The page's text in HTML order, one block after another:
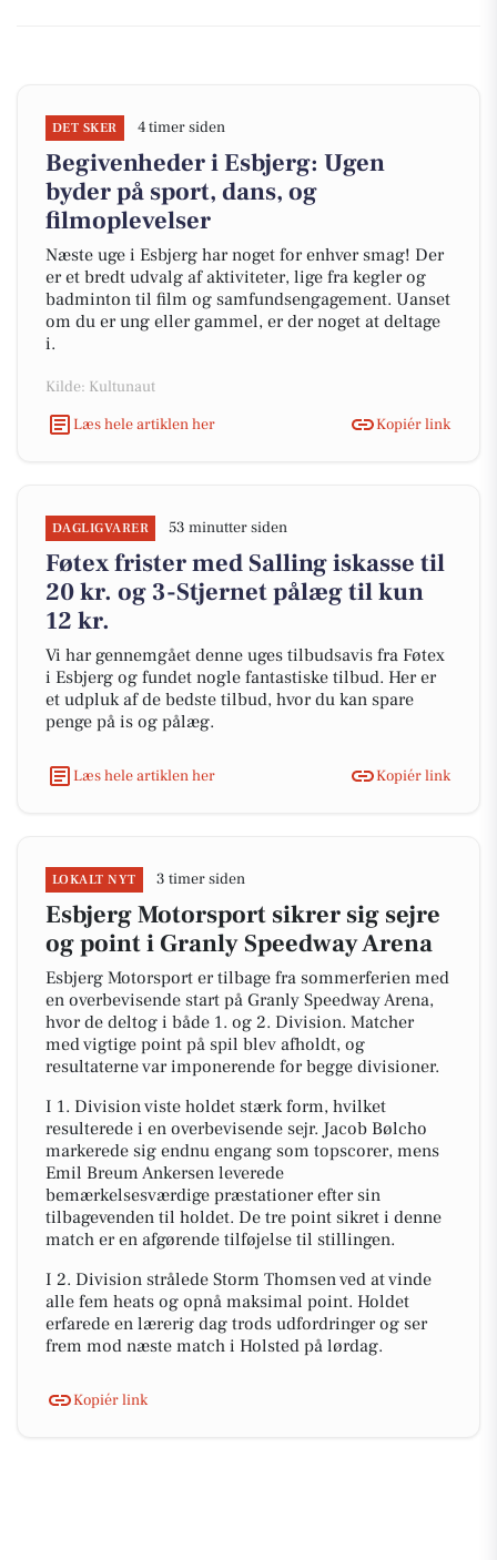
DET SKER 4 timer siden
Begivenheder i Esbjerg: Ugen
byder på sport, dans, og
filmoplevelser
Næste uge i Esbjerg har noget for enhver smag! Der
er et bredt udvalg af aktiviteter, lige fra kegler og
badminton til film og samfundsengagement. Uanset
om du er ung eller gammel, er der noget at deltage
i.
Kilde: Kultunaut
Læs hele artiklen her
Kopiér link
DAGLIGVARER 53 minutter siden
Føtex frister med Salling iskasse til
20 kr. og 3-Stjernet pålæg til kun
12 kr.
Vi har gennemgået denne uges tilbudsavis fra Føtex
i Esbjerg og fundet nogle fantastiske tilbud. Her er
et udpluk af de bedste tilbud, hvor du kan spare
penge på is og pålæg.
Læs hele artiklen her Kopiér link
LOKALT NYT 3 timer siden
Esbjerg Motorsport sikrer sig sejre
og point i Granly Speedway Arena
Esbjerg Motorsport er tilbage fra sommerferien med
en overbevisende start på Granly Speedway Arena,
hvor de deltog i både 1. og 2. Division. Matcher
med vigtige point på spil blev afholdt, og
resultaterne var imponerende for begge divisioner.
I 1. Division viste holdet stærk form, hvilket
resulterede i en overbevisende sejr. Jacob Bølcho
markerede sig endnu engang som topscorer, mens
Emil Breum Ankersen leverede
bemærkelsesværdige præstationer efter sin
tilbagevenden til holdet. De tre point sikret i denne
match er en afgørende tilføjelse til stillingen.
I 2. Division strålede Storm Thomsen ved at vinde
alle fem heats og opnå maksimal point. Holdet
erfarede en lærerig dag trods udfordringer og ser
frem mod næste match i Holsted på lørdag.
Kopiér link